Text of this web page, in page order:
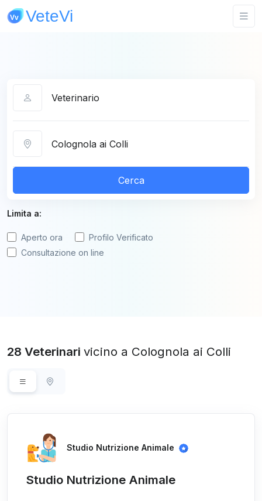
Cerca
Limita a:
Aperto ora
Profilo Verificato
Consultazione on line
28 Veterinari vicino a Colognola ai Colli
Studio Nutrizione Animale
Studio Nutrizione Animale